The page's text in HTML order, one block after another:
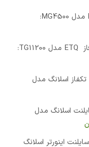
موتور برق بنزینی 3.5 کیلو وات ETQ مدل MG4500:
موتور برق بنزینی 8.5 کیلو وات سه فاز ETQ مدل TG11200:
سوز 10.5 کیلو وات تکفاز اسلانگ مدل
8 کیلو وات سایلنت اسلانگ مدل
9.5 کیلو وات سایلنت اینورتر اسلانگ